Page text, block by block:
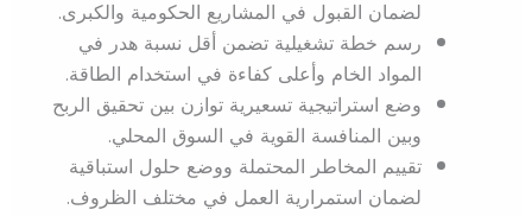
لضمان القبول في المشاريع الحكومية والكبرى.
رسم خطة تشغيلية تضمن أقل نسبة هدر في
المواد الخام وأعلى كفاءة في استخدام الطاقة.
وضع استراتيجية تسعيرية توازن بين تحقيق الربح
وبين المنافسة القوية في السوق المحلي.
تقييم المخاطر المحتملة ووضع حلول استباقية
لضمان استمرارية العمل في مختلف الظروف.